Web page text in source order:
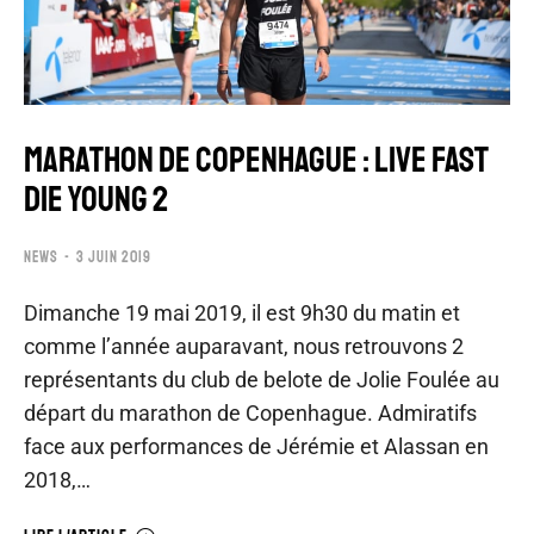
MARATHON DE COPENHAGUE : LIVE FAST
DIE YOUNG 2
NEWS 3 JUIN 2019
Dimanche 19 mai 2019, il est 9h30 du matin et
comme l’année auparavant, nous retrouvons 2
représentants du club de belote de Jolie Foulée au
départ du marathon de Copenhague. Admiratifs
face aux performances de Jérémie et Alassan en
2018,…